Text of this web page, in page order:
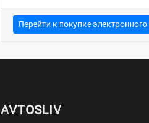
Перейти к покупке
AVTOSLIV